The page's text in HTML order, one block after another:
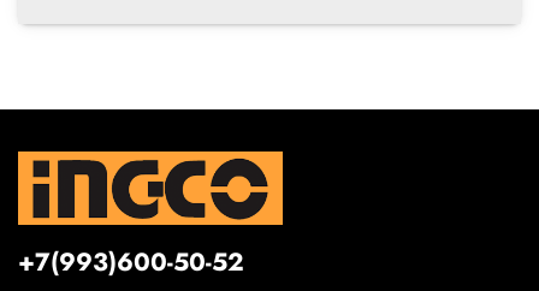
+7(993)600-50-52